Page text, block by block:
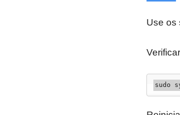
Use os
sudo